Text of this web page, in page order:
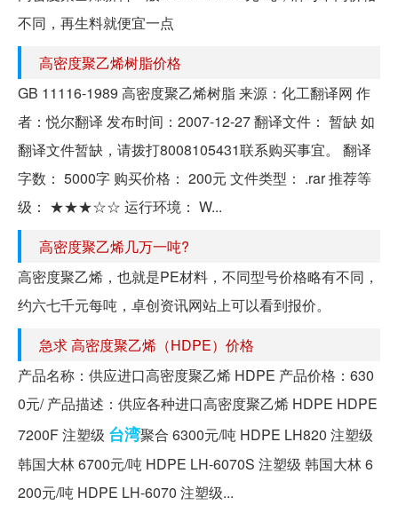
不同，再生料就便宜一点
高密度聚乙烯树脂价格
GB 11116-1989 高密度聚乙烯树脂 来源：化工翻译网 作
者：悦尔翻译 发布时间：2007-12-27 翻译文件： 暂缺 如
翻译文件暂缺，请拨打8008105431联系购买事宜。 翻译
字数： 5000字 购买价格： 200元 文件类型： .rar 推荐等
级： ★★★☆☆ 运行环境： W...
高密度聚乙烯几万一吨?
高密度聚乙烯，也就是PE材料，不同型号价格略有不同，
约六七千元每吨，卓创资讯网站上可以看到报价。
急求 高密度聚乙烯（HDPE）价格
产品名称：供应进口高密度聚乙烯 HDPE 产品价格：630
0元/ 产品描述：供应各种进口高密度聚乙烯 HDPE HDPE
7200F 注塑级 台湾聚合 6300元/吨 HDPE LH820 注塑级
韩国大林 6700元/吨 HDPE LH-6070S 注塑级 韩国大林 6
200元/吨 HDPE LH-6070 注塑级...